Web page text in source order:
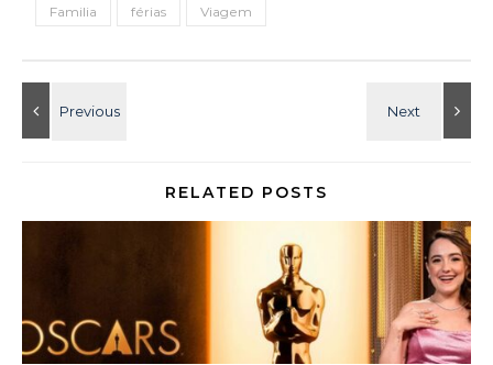
Familia férias Viagem
RELATED POSTS